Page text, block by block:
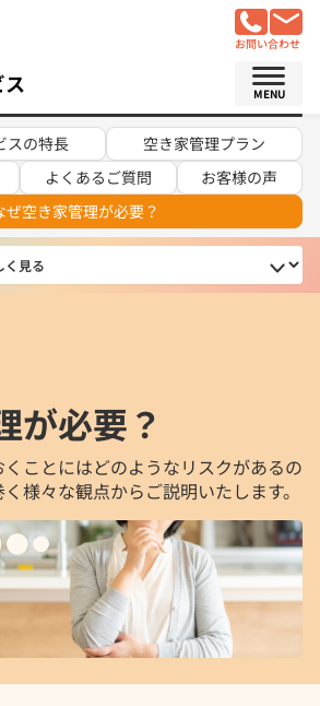
お問い合わせ
MENU
スの特長 空き家管理プラン
よくあるご質問
お客様の声
ぜ空き家管理が必要？
が必要？
ことにはどのようなリスクがあるの
様々な観点からご説明いたします。